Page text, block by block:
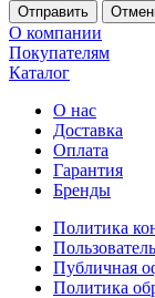
О компании
Покупателям
Каталог
О нас
Доставка
Оплата
Гарантия
Бренды
Политика
Публичная
Политика